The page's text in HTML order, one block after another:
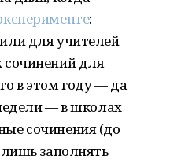
:
для учителей
сочинений для
в этом году — да
— в школах
сочинения (до
заполнять